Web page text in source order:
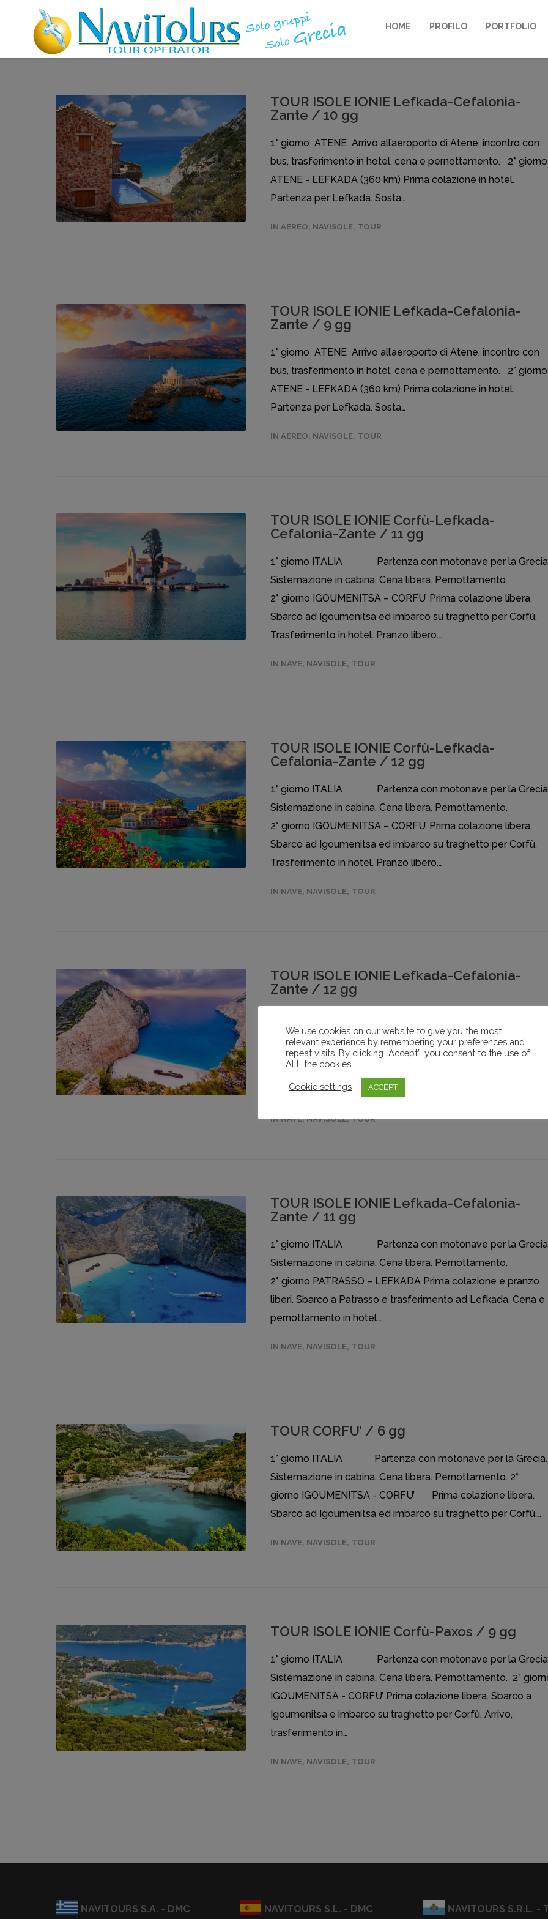
HOME PROFILO PORTFOLIO
TOUR ISOLE IONIE Lefkada-Cefalonia-
Zante / 10 gg
1° giorno ATENE Arrivo all’aeroporto di Atene, incontro con
bus, trasferimento in hotel, cena e pernottamento. 2° giorno
ATENE - LEFKADA (360 km) Prima colazione in hotel.
Partenza per Lefkada. Sosta…
IN AEREO, NAVISOLE, TOUR
TOUR ISOLE IONIE Lefkada-Cefalonia-
Zante / 9 gg
1° giorno ATENE Arrivo all’aeroporto di Atene, incontro con
bus, trasferimento in hotel, cena e pernottamento. 2° giorno
ATENE - LEFKADA (360 km) Prima colazione in hotel.
Partenza per Lefkada. Sosta…
IN AEREO, NAVISOLE, TOUR
TOUR ISOLE IONIE Corfù-Lefkada-
Cefalonia-Zante / 11 gg
1° giorno ITALIA Partenza con motonave per la
Sistemazione in cabina. Cena libera. Pernottamento.
2° giorno IGOUMENITSA – CORFU’ Prima colazione libera.
Sbarco ad Igoumenitsa ed imbarco su traghetto per Corfù.
Trasferimento in hotel. Pranzo libero.…
IN NAVE, NAVISOLE, TOUR
TOUR ISOLE IONIE Corfù-Lefkada-
Cefalonia-Zante / 12 gg
1° giorno ITALIA Partenza con motonave per la
Sistemazione in cabina. Cena libera. Pernottamento.
2° giorno IGOUMENITSA – CORFU’ Prima colazione libera.
Sbarco ad Igoumenitsa ed imbarco su traghetto per Corfù.
Trasferimento in hotel. Pranzo libero.…
IN NAVE, NAVISOLE, TOUR
TOUR ISOLE IONIE Lefkada-Cefalonia-
Zante / 12 gg
Sistemazione in cabina. Cena libera. Pernottamento.
2° giorno PATRASSO – LEFKADA Prima colazione e pranzo
pernottamento in hotel.…
IN NAVE,NAVISOLE,TOUR
TOUR ISOLE IONIE Lefkada-Cefalonia-
Zante / 11 gg
1° giorno ITALIA Partenza con motonave per la
Sistemazione in cabina. Cena libera. Pernottamento.
2° giorno PATRASSO – LEFKADA Prima colazione e pranzo
liberi. Sbarco a Patrasso e trasferimento ad Lefkada. Cena e
pernottamento in hotel.…
IN NAVE, NAVISOLE, TOUR
TOUR CORFU’ / 6 gg
1° giorno ITALIA Partenza con motonave per la Grecia.
Sistemazione in cabina. Cena libera. Pernottamento. 2°
giorno IGOUMENITSA - CORFU’ Prima colazione libera.
Sbarco ad Igoumenitsa ed imbarco su traghetto per Corfù.…
IN NAVE, NAVISOLE, TOUR
TOUR ISOLE IONIE Corfù-Paxos / 9 gg
1° giorno ITALIA Partenza con motonave per la
Sistemazione in cabina. Cena libera. Pernottamento. 2°
IGOUMENITSA - CORFU’ Prima colazione libera. Sbarco a
Igoumenitsa e imbarco su traghetto per Corfù. Arrivo,
trasferimento in…
IN NAVE, NAVISOLE, TOUR
NAVITOURS S.A. - DMC NAVITOURS S.L. - DMC NAVITOURS S.R.L. -
We use cookies on our website to give you the most
relevant experience by remembering your preferences and
repeat visits. By clicking “Accept”, you consent to the use of
ALL the cookies.
Cookie settings ACCEPT